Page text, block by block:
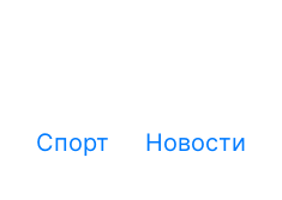
Спорт Новости